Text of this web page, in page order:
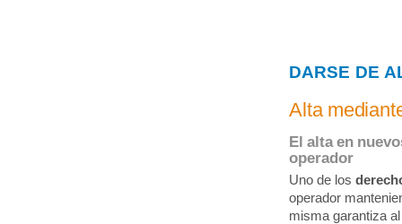
DARSE DE
Alta
El alta en
operador
Uno de los
operador
misma garantiza